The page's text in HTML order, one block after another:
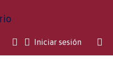
Iniciar sesión(current)